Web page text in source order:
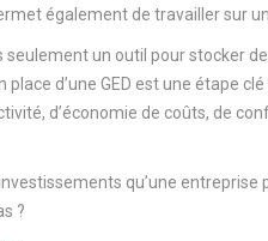
également de travailler sur
seulement un outil pour stocker
d’une GED est une étape
d’économie de coûts, de
investissements qu’une
?